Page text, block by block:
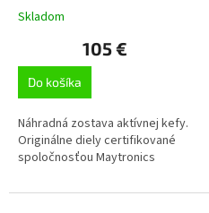
Skladom
105 €
Do košíka
Náhradná zostava aktívnej kefy.
Originálne diely certifikované
spoločnosťou Maytronics